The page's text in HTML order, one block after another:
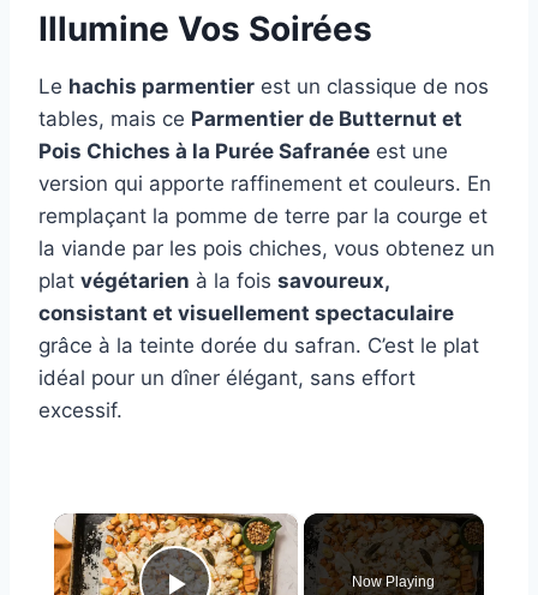
Illumine Vos Soirées
Le hachis parmentier est un classique de nos
tables, mais ce Parmentier de Butternut et
Pois Chiches à la Purée Safranée est une
version qui apporte raffinement et couleurs. En
remplaçant la pomme de terre par la courge et
la viande par les pois chiches, vous obtenez un
plat végétarien à la fois savoureux,
consistant et visuellement spectaculaire
grâce à la teinte dorée du safran. C’est le plat
idéal pour un dîner élégant, sans effort
excessif.
×
Now Playing